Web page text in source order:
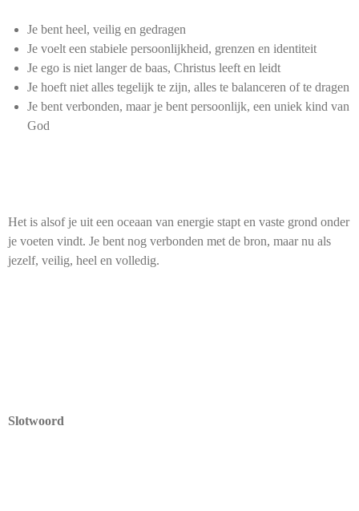
Je bent heel, veilig en gedragen
Je voelt een stabiele persoonlijkheid, grenzen en identiteit
Je ego is niet langer de baas, Christus leeft en leidt
Je hoeft niet alles tegelijk te zijn, alles te balanceren of te dragen
Je bent verbonden, maar je bent persoonlijk, een uniek kind van
God
Het is alsof je uit een oceaan van energie stapt en vaste grond onder
je voeten vindt. Je bent nog verbonden met de bron, maar nu als
jezelf, veilig, heel en volledig.
Slotwoord